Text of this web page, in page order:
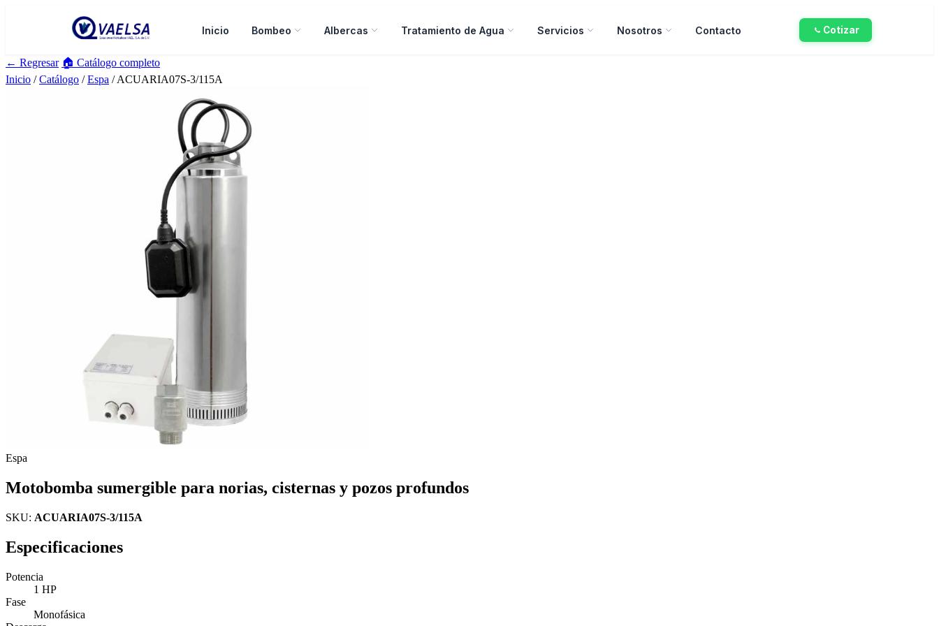
Inicio Bombeo Albercas Tratamiento de Agua Servicios Nosotros Contacto Cotizar
← Regresar 🏠 Catálogo completo
Inicio /Catálogo /Espa / ACUARIA07S-3/115A
Espa
Motobomba sumergible para norias, cisternas y pozos profundos
SKU: ACUARIA07S-3/115A
Especificaciones
Potencia
1 HP
Fase
Monofásica